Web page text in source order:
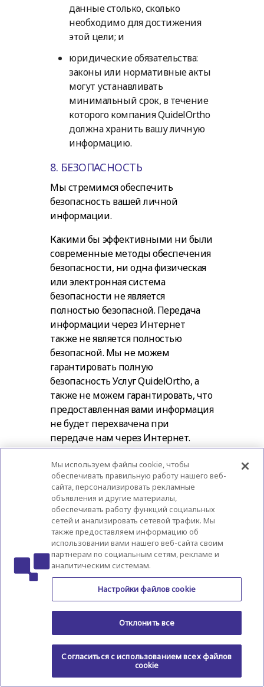
данные столько, сколько
необходимо для достижения
этой цели; и
юридические обязательства:
законы или нормативные акты
могут устанавливать
минимальный срок, в течение
которого компания QuidelOrtho
должна хранить вашу личную
информацию.
8. БЕЗОПАСНОСТЬ
Мы стремимся обеспечить
безопасность вашей личной
информации.
Какими бы эффективными ни были
современные методы обеспечения
безопасности, ни одна физическая
или электронная система
безопасности не является
полностью безопасной. Передача
информации через Интернет
также не является полностью
безопасной. Мы не можем
гарантировать полную
безопасность Услуг QuidelOrtho, а
также не можем гарантировать, что
предоставленная вами информация
не будет перехвачена при
передаче нам через Интернет.
Хотя мы сделаем все возможное для
защиты вашей личной
информации, мы не можем
гарантировать безопасность вашей
личной информации, переданной
нам. Любая передача данных
осуществляется на ваш страх и риск.
Как только мы получаем вашу
личную информацию, мы
используем соответствующие
меры безопасности для
предотвращения
несанкционированного доступа к
ней.
9. ПЕРЕДАЧА ВАШЕЙ
Мы используем файлы cookie, чтобы
обеспечивать правильную работу нашего веб-
сайта, персонализировать рекламные
объявления и другие материалы,
обеспечивать работу функций социальных
сетей и анализировать сетевой трафик. Мы
также предоставляем информацию об
использовании вами нашего веб-сайта своим
партнерам по социальным сетям, рекламе и
аналитическим системам.
Настройки файлов cookie
Отклонить все
Согласиться с использованием всех файлов
cookie